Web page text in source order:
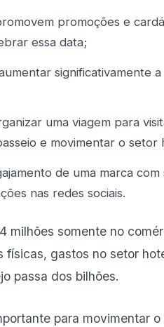
promoções e
essa data;
significativamente
uma viagem para
e movimentar o setor
de uma marca
nas redes sociais.
milhões somente no
gastos no setor
passa dos bilhões.
para movimentar